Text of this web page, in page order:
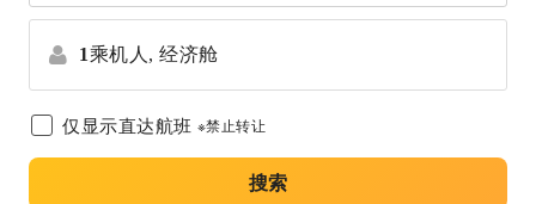
1乘机人, 经济舱
仅显示直达航班 ※禁止转让
搜索